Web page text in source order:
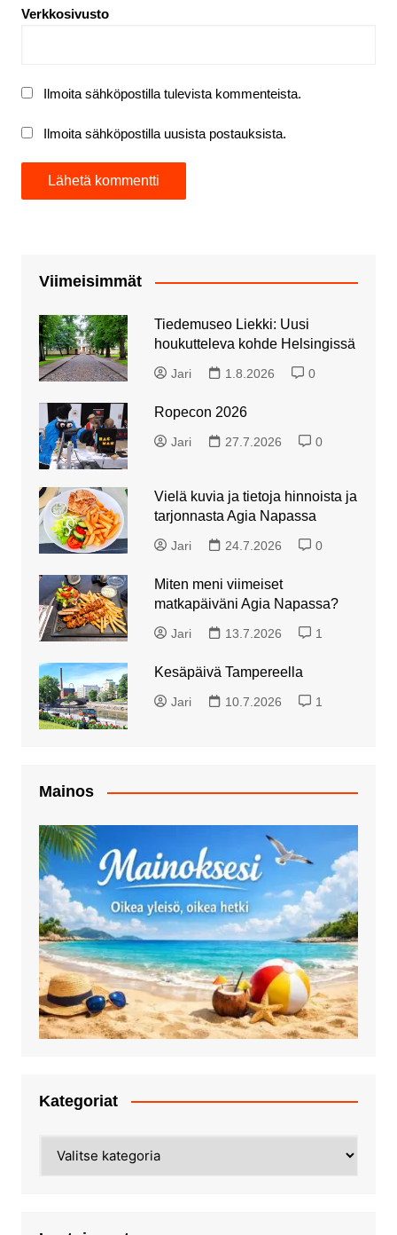
Verkkosivusto
Ilmoita sähköpostilla tulevista kommenteista.
Ilmoita sähköpostilla uusista postauksista.
Viimeisimmät
Tiedemuseo Liekki: Uusi
houkutteleva kohde Helsingissä
Jari 1.8.2026 0
Ropecon 2026
Jari 27.7.2026 0
Vielä kuvia ja tietoja hinnoista ja
tarjonnasta Agia Napassa
Jari 24.7.2026 0
Miten meni viimeiset
matkapäiväni Agia Napassa?
Jari 13.7.2026 1
Kesäpäivä Tampereella
Jari 10.7.2026 1
Mainos
Kategoriat